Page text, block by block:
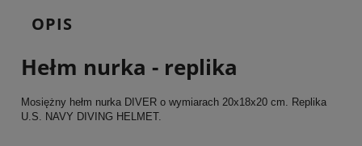
OPIS
Hełm nurka - replika
Mosiężny hełm nurka DIVER o wymiarach 20x18x20 cm. Replika
U.S. NAVY DIVING HELMET.